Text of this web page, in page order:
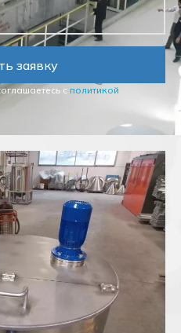
заявку
с политикой